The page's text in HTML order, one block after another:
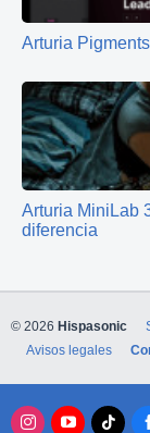
Arturia
Arturia MiniLab
diferencia
© 2026 Hispasonic
Avisos legales